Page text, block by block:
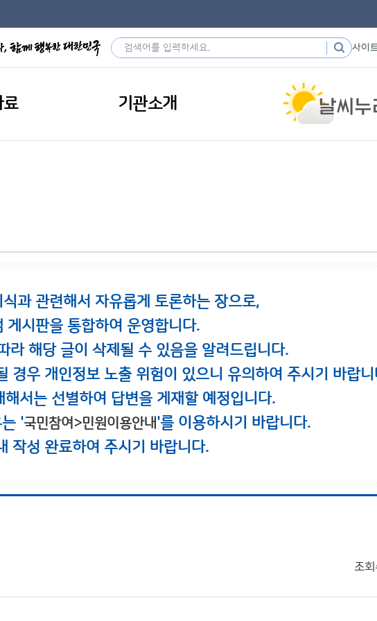
사이
료 기관소개
과 관련해서 자유롭게 토론하는 장으로,
게시판을 통합하여 운영합니다.
라 해당 글이 삭제될 수 있음을 알려드립니다.
경우 개인정보 노출 위험이 있으니 유의하여 주시기 바랍니
서는 선별하여 답변을 게재할 예정입니다.
'국민참여>민원이용안내'를 이용하시기 바랍니다.
작성 완료하여 주시기 바랍니다.
조회